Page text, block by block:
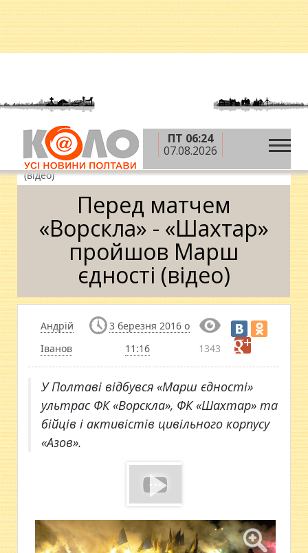
ПТ 06:24
07.08.2026
Головна » Новини » Суспільство
матчем «Ворскла» - «Шахтар» пройшов Марш єдності
(відео)
Перед матчем
«Ворскла» - «Шахтар»
пройшов Марш
єдності (відео)
Андрій
Іванов
3 березня 2016 о
11:16
1343
У Полтаві відбувся «Марш єдності»
ультрас ФК «Ворскла», ФК «Шахтар» та
бійців і активістів цивільного корпусу
«Азов».